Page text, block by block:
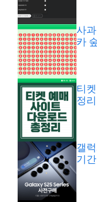
사
카
티
정
갤
기